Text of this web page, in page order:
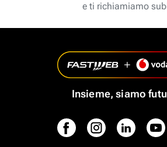
e ti richiamiamo
Insieme, siamo